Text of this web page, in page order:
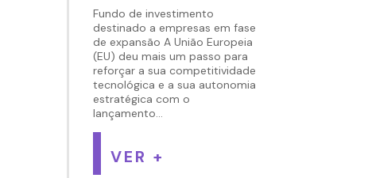
Fundo de investimento
destinado a empresas em fase
de expansão A União Europeia
(EU) deu mais um passo para
reforçar a sua competitividade
tecnológica e a sua autonomia
estratégica com o
lançamento...
VER +